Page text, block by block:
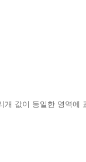
개 값이 동일한 영역에